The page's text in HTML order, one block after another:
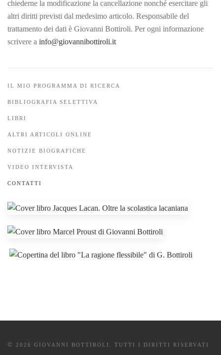
chiederne la modificazione la cancellazione nonché esercitare gli
altri diritti previsti dal medesimo articolo. Responsabile del
trattamento dei dati è Giovanni Bottiroli. Per ogni informazione
scrivere a info@giovannibottiroli.it
IL MIO PROGRAMMA DI RICERCA
BIBLIOGRAFIA SELETTIVA
LIBRI
ALTRI ARTICOLI ONLINE
NOTIZIE BIOGRAFICHE
VIDEO INTERVISTA
CONTATTI
© 2026 GIOVANNI BOTTIROLI. TUTTI I DIRITTI RISERVATI